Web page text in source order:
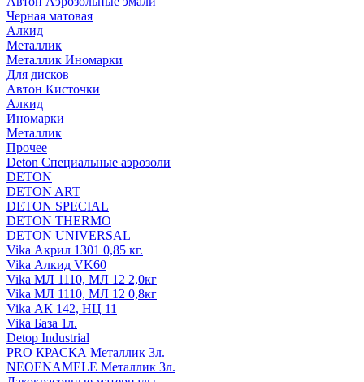
Черная матовая
Алкид
Металлик
Металлик Иномарки
Для дисков
Автон Кисточки
Алкид
Иномарки
Металлик
Прочее
Deton Специальные аэрозоли
DETON
DETON ART
DETON SPECIAL
DETON THERMO
DETON UNIVERSAL
Vika Акрил 1301 0,85 кг.
Vika Алкид VK60
Vika МЛ 1110, МЛ 12 2,0кг
Vika МЛ 1110, МЛ 12 0,8кг
Vika АК 142, НЦ 11
Vika База 1л.
Detop Industrial
PRO КРАСКА Металлик 3л.
NEOENAMELE Металлик 3л.